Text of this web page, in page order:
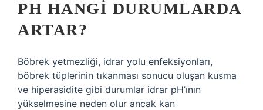
PH HANGI DURUMLARDA
ARTAR?
Böbrek yetmezliği, idrar yolu enfeksiyonları,
böbrek tüplerinin tıkanması sonucu oluşan kusma
ve hiperasidite gibi durumlar idrar pH’ının
yükselmesine neden olur ancak kan